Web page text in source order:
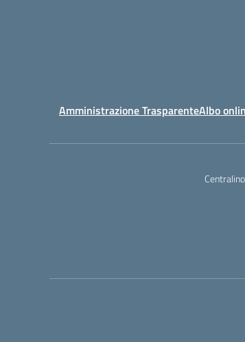
Amministrazione TrasparenteAlbo